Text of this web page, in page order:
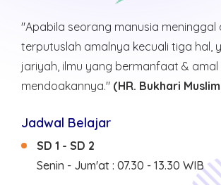
"Apabila seorang manusia meninggal
terputuslah amalnya kecuali tiga hal,
jariyah, ilmu yang bermanfaat & amal
mendoakannya." (HR. Bukhari
Jadwal Belajar
SD 1 - SD 2
Senin - Jum'at : 07.30 - 13.30 WIB